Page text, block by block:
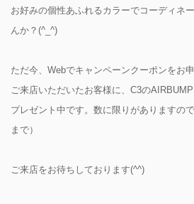
お好みの個性あふれるカラーでコーディネ
んか？(^_^)
ただ今、Webでキャンペーンクーポンをお申
ご来店いただいたお客様に、C3の
プレゼント中です。数に限りがありますの
まで）
ご来店をお待ちしております(^^)